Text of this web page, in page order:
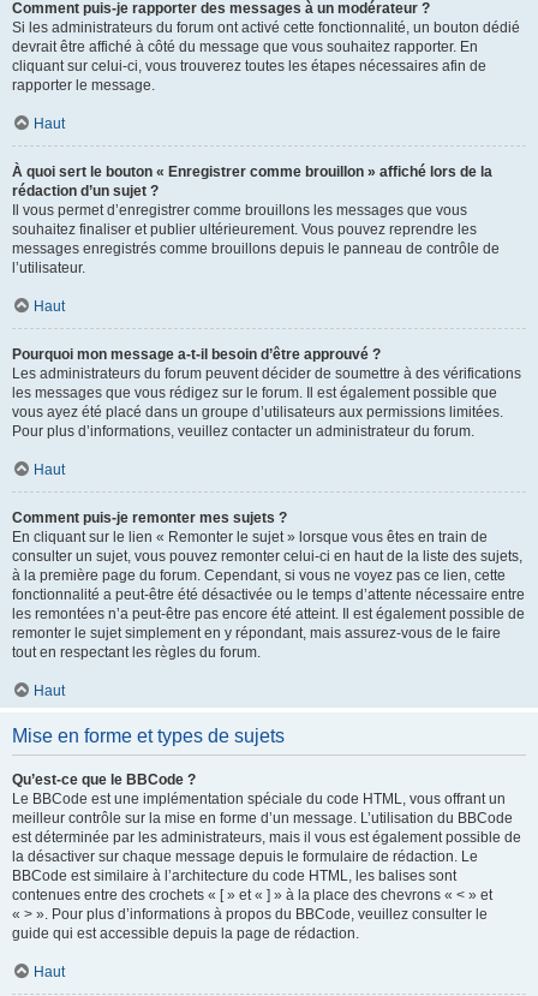
Comment puis-je rapporter des messages à un modérateur ?
Si les administrateurs du forum ont activé cette fonctionnalité, un bouton dédié
devrait être affiché à côté du message que vous souhaitez rapporter. En
cliquant sur celui-ci, vous trouverez toutes les étapes nécessaires afin de
rapporter le message.
Haut
À quoi sert le bouton « Enregistrer comme brouillon » affiché lors de la
rédaction d’un sujet ?
Il vous permet d’enregistrer comme brouillons les messages que vous
souhaitez finaliser et publier ultérieurement. Vous pouvez reprendre les
messages enregistrés comme brouillons depuis le panneau de contrôle de
l’utilisateur.
Haut
Pourquoi mon message a-t-il besoin d’être approuvé ?
Les administrateurs du forum peuvent décider de soumettre à des vérifications
les messages que vous rédigez sur le forum. Il est également possible que
vous ayez été placé dans un groupe d’utilisateurs aux permissions limitées.
Pour plus d’informations, veuillez contacter un administrateur du forum.
Haut
Comment puis-je remonter mes sujets ?
En cliquant sur le lien « Remonter le sujet » lorsque vous êtes en train de
consulter un sujet, vous pouvez remonter celui-ci en haut de la liste des sujets,
à la première page du forum. Cependant, si vous ne voyez pas ce lien, cette
fonctionnalité a peut-être été désactivée ou le temps d’attente nécessaire entre
les remontées n’a peut-être pas encore été atteint. Il est également possible de
remonter le sujet simplement en y répondant, mais assurez-vous de le faire
tout en respectant les règles du forum.
Haut
Mise en forme et types de sujets
Qu’est-ce que le BBCode ?
Le BBCode est une implémentation spéciale du code HTML, vous offrant un
meilleur contrôle sur la mise en forme d’un message. L’utilisation du BBCode
est déterminée par les administrateurs, mais il vous est également possible de
la désactiver sur chaque message depuis le formulaire de rédaction. Le
BBCode est similaire à l’architecture du code HTML, les balises sont
contenues entre des crochets « [ » et « ] » à la place des chevrons « < » et
« > ». Pour plus d’informations à propos du BBCode, veuillez consulter le
guide qui est accessible depuis la page de rédaction.
Haut